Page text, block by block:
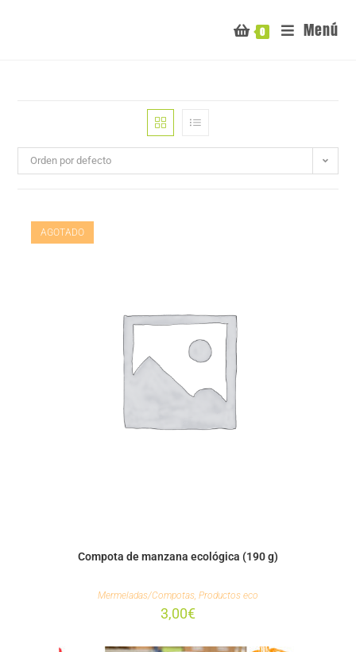
0 Menú
Orden por defecto
AGOTADO
Compota de manzana ecológica (190 g)
Mermeladas/Compotas Productos eco
3,00€